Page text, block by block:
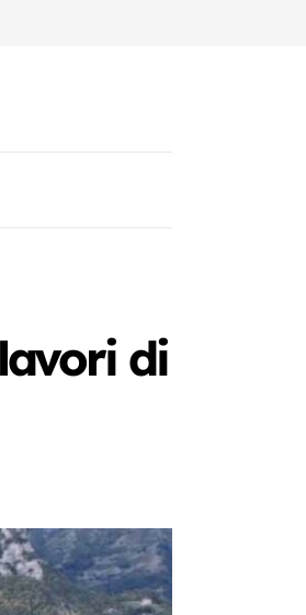
di